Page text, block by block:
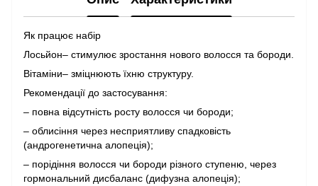
Як працює набір
Лосьйон– стимулює зростання нового волосся та бороди.
Вітаміни– зміцнюють їхню структуру.
Рекомендації до застосування:
– повна відсутність росту волосся чи бороди;
– облисіння через несприятливу спадковість
(андрогенетична алопеція);
– порідіння волосся чи бороди різного ступеню, через
гормональний дисбаланс (дифузна алопеція);